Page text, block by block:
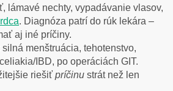
lámavé nechty, vypadávanie vlasov,
. Diagnóza patrí do rúk lekára –
aj iné príčiny.
silná menštruácia, tehotenstvo,
IBD, po operáciách GIT.
riešiť príčinu strát než len